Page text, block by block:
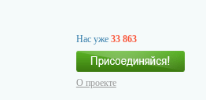
Нас уже 33 863
О проекте